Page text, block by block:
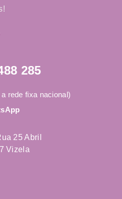
285
rede fixa nacional)
25 Abril
Vizela